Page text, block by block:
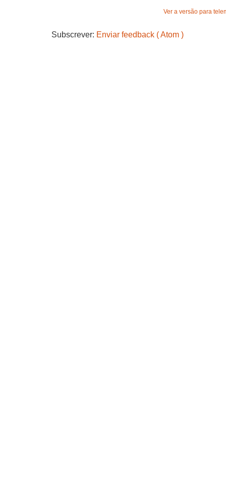
Ver a versão para
Subscrever: Enviar feedback ( Atom )